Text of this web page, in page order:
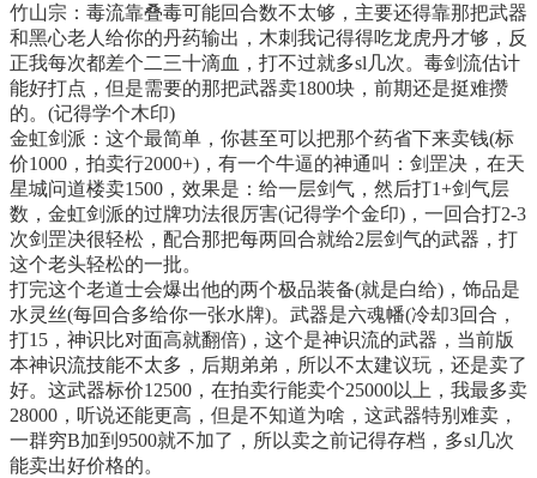
竹山宗：毒流靠叠毒可能回合数不太够，主要还得靠那把武器
和黑心老人给你的丹药输出，木刺我记得得吃龙虎丹才够，反
正我每次都差个二三十滴血，打不过就多sl几次。毒剑流估计
能好打点，但是需要的那把武器卖1800块，前期还是挺难攒
的。(记得学个木印)
金虹剑派：这个最简单，你甚至可以把那个药省下来卖钱(标
价1000，拍卖行2000+)，有一个牛逼的神通叫：剑罡决，在天
星城问道楼卖1500，效果是：给一层剑气，然后打1+剑气层
数，金虹剑派的过牌功法很厉害(记得学个金印)，一回合打2-3
次剑罡决很轻松，配合那把每两回合就给2层剑气的武器，打
这个老头轻松的一批。
打完这个老道士会爆出他的两个极品装备(就是白给)，饰品是
水灵丝(每回合多给你一张水牌)。武器是六魂幡(冷却3回合，
打15，神识比对面高就翻倍)，这个是神识流的武器，当前版
本神识流技能不太多，后期弟弟，所以不太建议玩，还是卖了
好。这武器标价12500，在拍卖行能卖个25000以上，我最多卖
28000，听说还能更高，但是不知道为啥，这武器特别难卖，
一群穷B加到9500就不加了，所以卖之前记得存档，多sl几次
能卖出好价格的。